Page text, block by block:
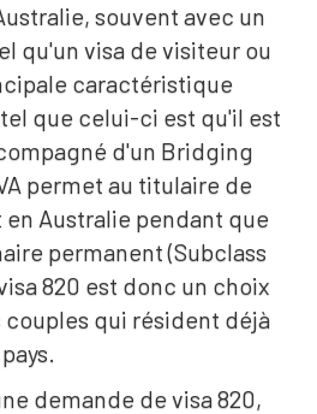
souvent avec un
qu'un visa de visiteur ou
caractéristique
que celui-ci est qu'il est
d'un Bridging
permet au titulaire de
Australie pendant que
permanent (Subclass
820 est donc un choix
couples qui résident déjà
demande de visa 820,